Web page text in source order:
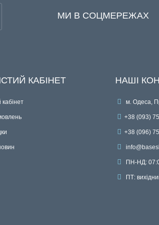
МИ В СОЦМЕРЕЖАХ
КАБІНЕТ НАШІ
м. Одеса,
+38 (093)
+38 (096)
ПН-НД:
ПТ: